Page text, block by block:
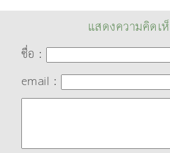
แสดงความคิดเ
ชื่อ :
email :